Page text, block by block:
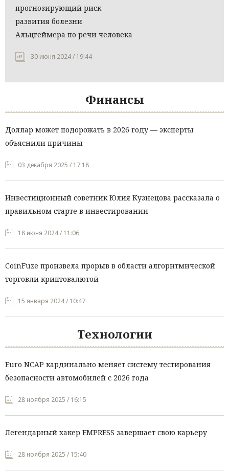
прогнозирующий риск
развития болезни
Альцгеймера по речи человека
30 июня 2024 / 19:44
Финансы
Доллар может подорожать в 2026 году — эксперты
объяснили причины
03 декабря 2025 / 17:18
Инвестиционный советник Юлия Кузнецова рассказала о
правильном старте в инвестировании
18 июня 2024 / 11:06
CoinFuze произвела прорыв в области алгоритмической
торговли криптовалютой
15 января 2024 / 10:47
Технологии
Euro NCAP кардинально меняет систему тестирования
безопасности автомобилей с 2026 года
28 ноября 2025 / 16:15
Легендарный хакер EMPRESS завершает свою карьеру
28 ноября 2025 / 15:40